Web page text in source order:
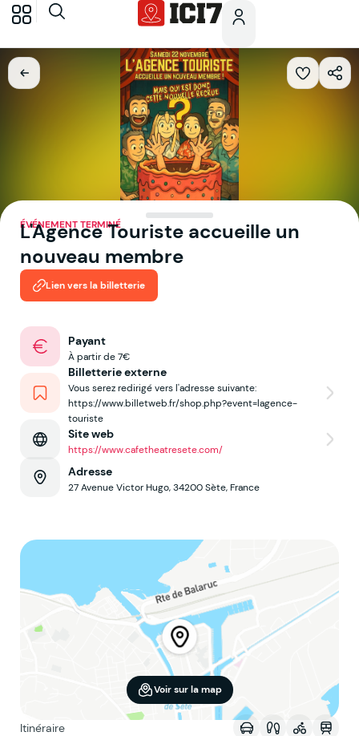
ÉVÉNEMENT TERMINÉ
L'Agence Touriste accueille un
nouveau membre
Payant
À partir de 7€
Billetterie externe
Vous serez redirigé vers l'adresse suivante:
https://www.billetweb.fr/shop.php?event=lagence-
touriste
Site web
https://www.cafetheatresete.com/
Adresse
27 Avenue Victor Hugo, 34200 Sète, France
Voir sur la map
Itinéraire
Lien vers la billetterie